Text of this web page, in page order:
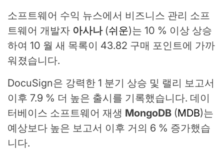
소프트웨어 수익 뉴스에서 비즈니스 관리 소프
트웨어 개발자 아사나(쉬운)는 10 % 이상 상승
하여 10 월 새 목록이 43.82 구매 포인트에 가까
워졌습니다.
DocuSign은 강력한 1 분기 상승 및 랠리 보고서
이후 7.9 % 더 높은 출시를 기록했습니다. 데이
터베이스 소프트웨어 재생 MongoDB (MDB)는
예상보다 높은 보고서 이후 거의 6 % 증가했습
니다.